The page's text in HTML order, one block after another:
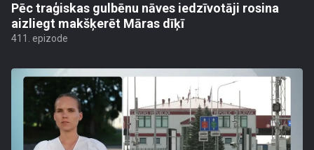
Pēc traģiskas gulbēnu nāves iedzīvotāji rosina
aizliegt makšķerēt Māras dīķī
411. epizode